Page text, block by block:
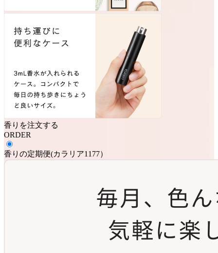
香りを注文する
ORDER
香りの定期便(カラリア1177）